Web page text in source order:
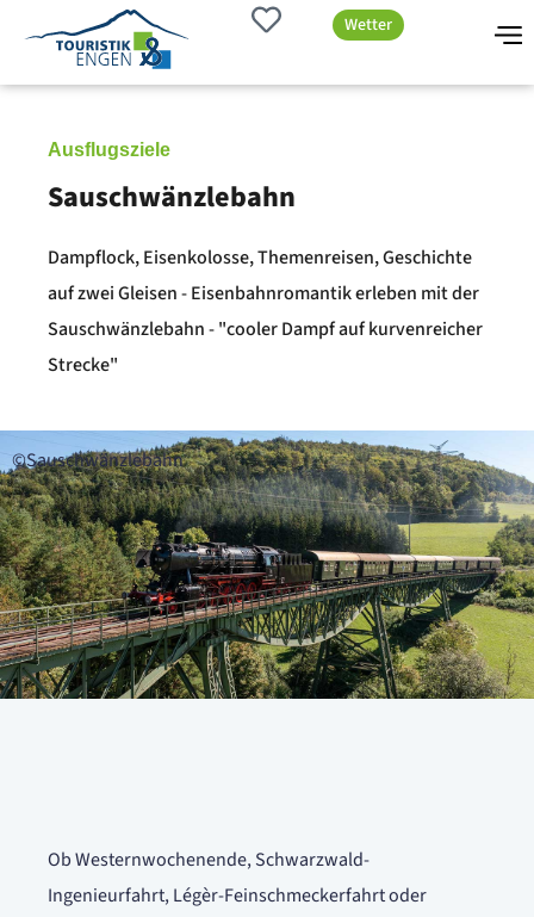
Wetter
Ausflugsziele
Sauschwänzlebahn
Dampflock, Eisenkolosse, Themenreisen, Geschichte
auf zwei Gleisen - Eisenbahnromantik erleben mit der
Sauschwänzlebahn - "cooler Dampf auf kurvenreicher
Strecke"
©Sauschwänzlebahn
Ob Westernwochenende, Schwarzwald-
Ingenieurfahrt, Légèr-Feinschmeckerfahrt oder